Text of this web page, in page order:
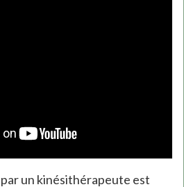
un kinésithérapeute est